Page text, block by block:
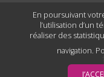
En poursuivant
l’utilisation d’un
réaliser des
navigation.